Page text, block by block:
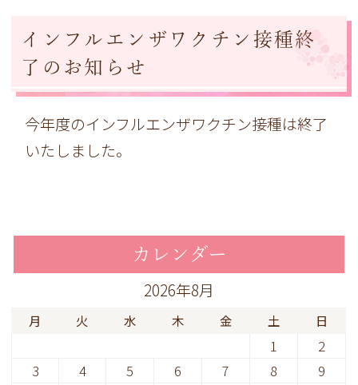
インフルエンザワクチン接種終
了のお知らせ
今年度のインフルエンザワクチン接種は終了
いたしました。
カレンダー
2026年8月
月 火 水 木 金 土 日
1
2
3
4 5 6 7 8
9